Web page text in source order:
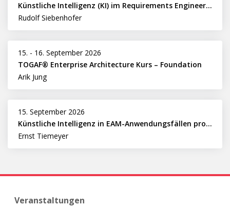
Künstliche Intelligenz (KI) im Requirements Engineering erfolgreich einsetzen
Rudolf Siebenhofer
15. - 16. September 2026
TOGAF® Enterprise Architecture Kurs – Foundation
Arik Jung
15. September 2026
Künstliche Intelligenz in EAM-Anwendungsfällen professionell nutzen
Ernst Tiemeyer
Veranstaltungen